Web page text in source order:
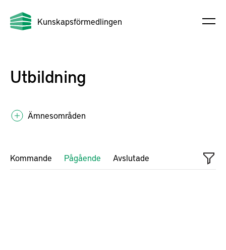
Kunskapsförmedlingen
Utbildning
Ämnesområden
Kommande Pågående Avslutade